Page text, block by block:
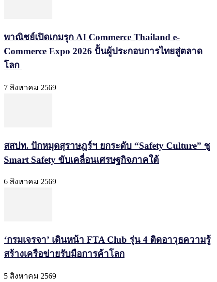
พาณิชย์เปิดเกมรุก AI Commerce Thailand e-
Commerce Expo 2026 ปั้นผู้ประกอบการไทยสู่ตลาด
โลก
7 สิงหาคม 2569
สสปท. ปักหมุดสุราษฎร์ฯ ยกระดับ “Safety Culture” ชู
Smart Safety ขับเคลื่อนเศรษฐกิจภาคใต้
6 สิงหาคม 2569
‘กรมเจรจา’ เดินหน้า FTA Club รุ่น 4 ติดอาวุธความรู้
สร้างเครือข่ายรับมือการค้าโลก
5 สิงหาคม 2569